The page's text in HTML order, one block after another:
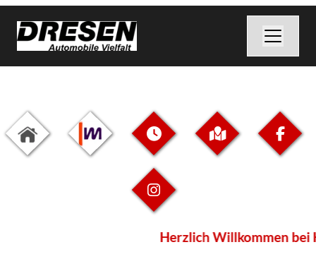
Herzlich Willkommen bei